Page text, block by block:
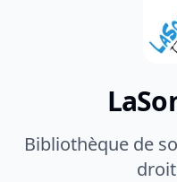
Bibliothèque de